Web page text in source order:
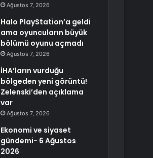
Ağustos 7, 2026
Halo PlayStation’a geldi
ama oyuncuların büyük
bölümü oyunu açmadı
Ağustos 7, 2026
İHA’ların vurduğu
bölgeden yeni görüntü!
Zelenski’den açıklama
var
Ağustos 7, 2026
Ekonomi ve siyaset
gündemi- 6 Ağustos
2026